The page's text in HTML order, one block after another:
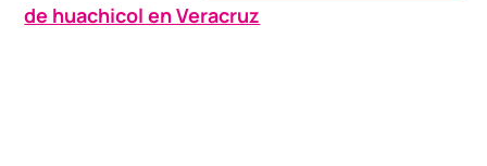
de huachicol en Veracruz